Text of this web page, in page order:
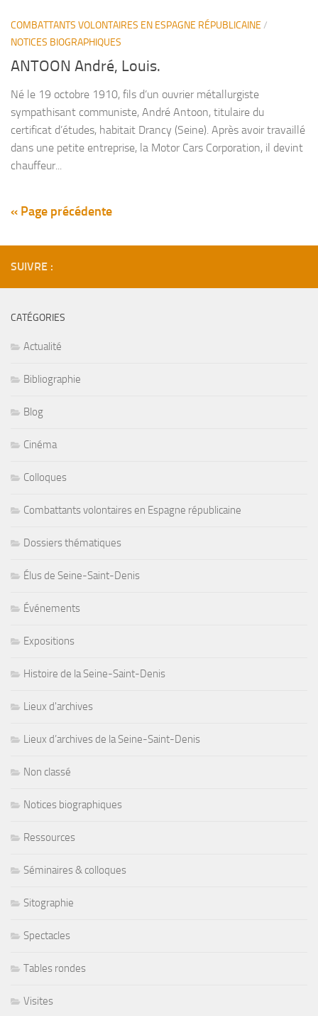
COMBATTANTS VOLONTAIRES EN ESPAGNE RÉPUBLICAINE /
NOTICES BIOGRAPHIQUES
ANTOON André, Louis.
Né le 19 octobre 1910, fils d’un ouvrier métallurgiste
sympathisant communiste, André Antoon, titulaire du
certificat d’études, habitait Drancy (Seine). Après avoir travaillé
dans une petite entreprise, la Motor Cars Corporation, il devint
chauffeur...
« Page précédente
SUIVRE :
CATÉGORIES
Actualité
Bibliographie
Blog
Cinéma
Colloques
Combattants volontaires en Espagne républicaine
Dossiers thématiques
Élus de Seine-Saint-Denis
Événements
Expositions
Histoire de la Seine-Saint-Denis
Lieux d'archives
Lieux d’archives de la Seine-Saint-Denis
Non classé
Notices biographiques
Ressources
Séminaires & colloques
Sitographie
Spectacles
Tables rondes
Visites